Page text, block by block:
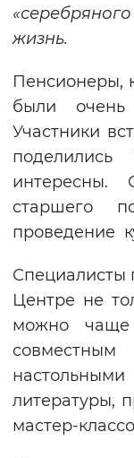
жизнь.
Пенсионеры,
были
Участники
интересны.
старшего
проведение
Специалисты
Центре не
можно
литературы,
мастер-